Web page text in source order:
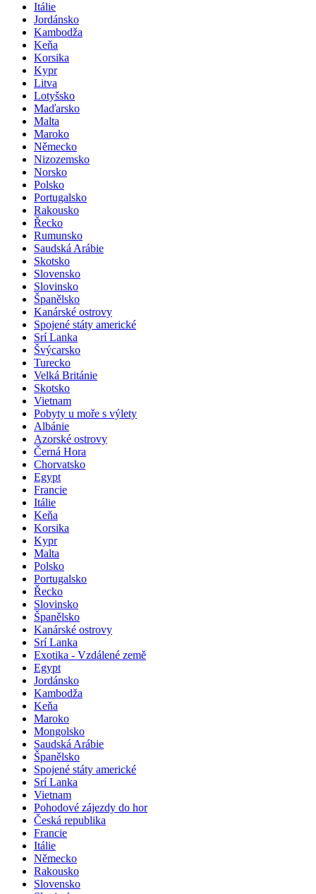
Itálie
Jordánsko
Kambodža
Keňa
Korsika
Kypr
Litva
Lotyšsko
Maďarsko
Malta
Maroko
Německo
Nizozemsko
Norsko
Polsko
Portugalsko
Rakousko
Řecko
Rumunsko
Saudská Arábie
Skotsko
Slovensko
Slovinsko
Španělsko
Kanárské ostrovy
Spojené státy americké
Srí Lanka
Švýcarsko
Turecko
Velká Británie
Skotsko
Vietnam
Pobyty u moře s výlety
Albánie
Azorské ostrovy
Černá Hora
Chorvatsko
Egypt
Francie
Itálie
Keňa
Korsika
Kypr
Malta
Polsko
Portugalsko
Řecko
Slovinsko
Španělsko
Kanárské ostrovy
Srí Lanka
Exotika - Vzdálené země
Egypt
Jordánsko
Kambodža
Keňa
Maroko
Mongolsko
Saudská Arábie
Španělsko
Spojené státy americké
Srí Lanka
Vietnam
Pohodové zájezdy do hor
Česká republika
Francie
Itálie
Německo
Rakousko
Slovensko